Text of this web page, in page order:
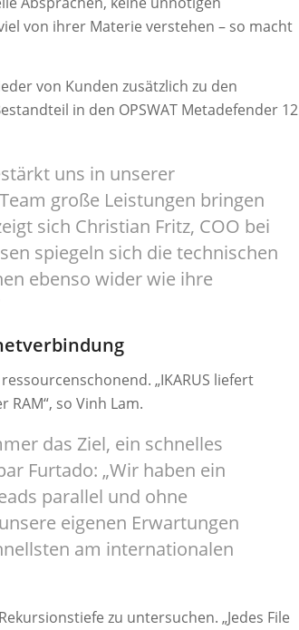
von ihrer Materie verstehen – so macht
von Kunden zusätzlich zu den
in den OPSWAT Metadefender 12
uns in unserer
große Leistungen bringen
sich Christian Fritz, COO bei
spiegeln sich die technischen
ebenso wider wie ihre
„IKARUS liefert
so Vinh Lam.
das Ziel, ein schnelles
Furtado: „Wir haben ein
parallel und ohne
eigenen Erwartungen
am internationalen
zu untersuchen. „Jedes File